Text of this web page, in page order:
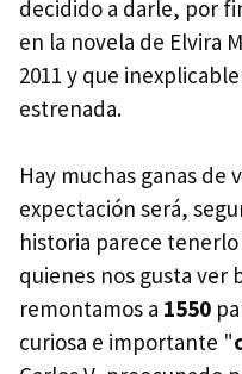
decidido a darle, por
en la novela de Elvira
2011 y que
estrenada.
Hay muchas ganas de
expectación será,
historia parece
quienes nos gusta ver
remontamos a 1550
curiosa e importante "